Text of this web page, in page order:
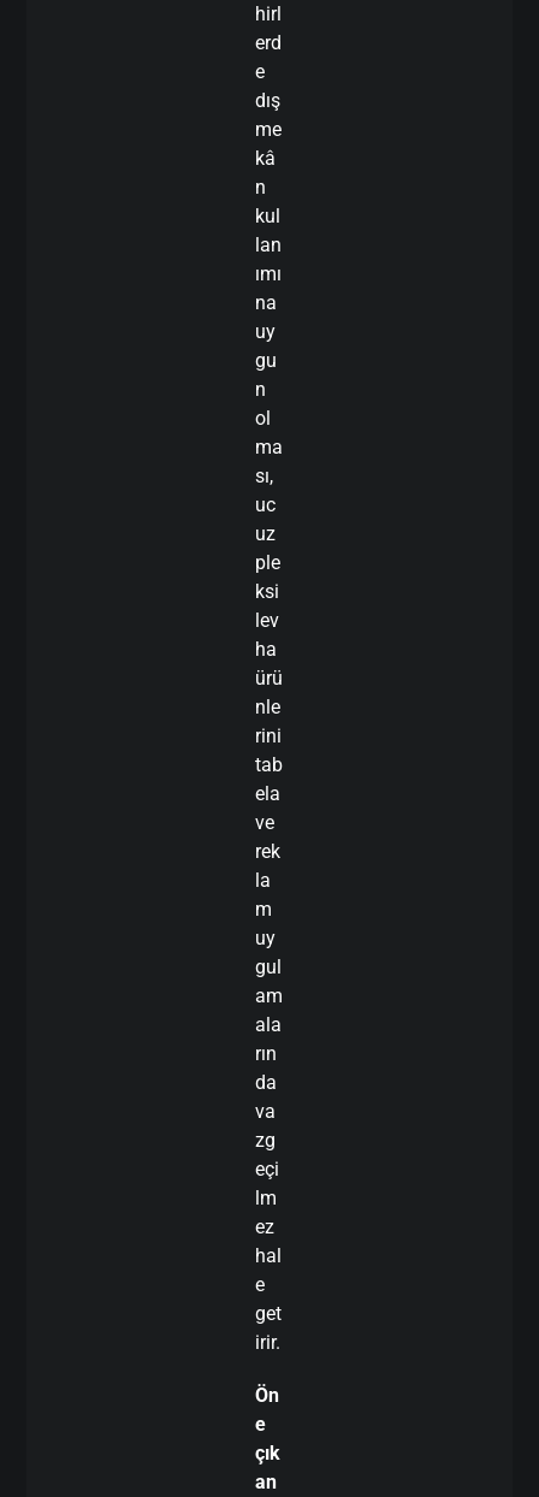
hirl
erd
e
dış
me
kâ
n
kul
lan
ımı
na
uy
gu
n
ol
ma
sı,
uc
uz
ple
ksi
lev
ha
ürü
nle
rini
tab
ela
ve
rek
la
m
uy
gul
am
ala
rın
da
va
zg
eçi
lm
ez
hal
e
get
irir.
Ön
e
çık
an